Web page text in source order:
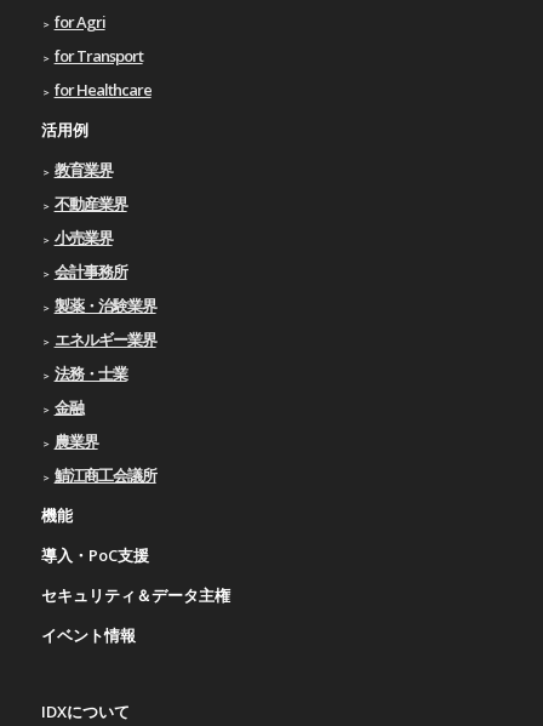
for Agri
for Transport
for Healthcare
活用例
教育業界
不動産業界
小売業界
会計事務所
製薬・治験業界
エネルギー業界
法務・士業
金融
農業界
鯖江商工会議所
機能
導入・PoC支援
セキュリティ＆データ主権
イベント情報
IDXについて